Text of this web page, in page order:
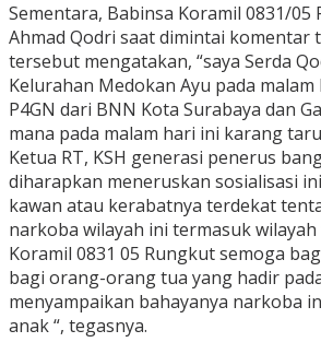
Sementara, Babinsa Koramil 0831/05
Ahmad Qodri saat dimintai komentar
tersebut mengatakan, “saya Serda
Kelurahan Medokan Ayu pada
P4GN dari BNN Kota Surabaya dan
mana pada malam hari ini karang
Ketua RT, KSH generasi penerus
diharapkan meneruskan sosialisasi
kawan atau kerabatnya terdekat
narkoba wilayah ini termasuk
Koramil 0831 05 Rungkut semoga
bagi orang-orang tua yang hadir
menyampaikan bahayanya narkoba
anak “, tegasnya.